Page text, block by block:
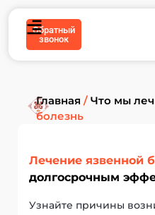
Обратный
звонок
Главная / Что мы
болезнь
Лечение язвенной
долгосрочным
Узнайте причины